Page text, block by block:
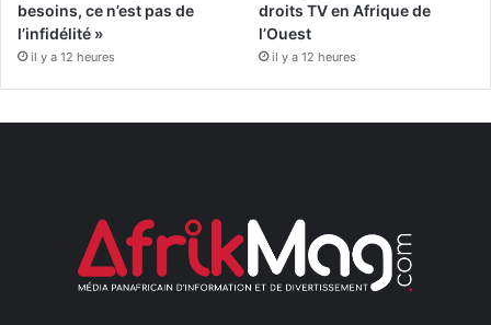
besoins, ce n’est pas de
l’infidélité »
il y a 12 heures
droits TV en Afrique de
l’Ouest
il y a 12 heures